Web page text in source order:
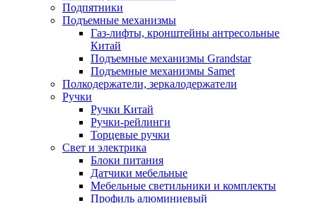
Подпятники
Подъемные механизмы
Газ-лифты, кронштейны антресольные
Китай
Подъемные механизмы Grandstar
Подъемные механизмы Samet
Полкодержатели, зеркалодержатели
Ручки
Ручки Китай
Ручки-рейлинги
Торцевые ручки
Свет и электрика
Блоки питания
Датчики мебельные
Мебельные светильники и комплекты
Профиль алюминиевый